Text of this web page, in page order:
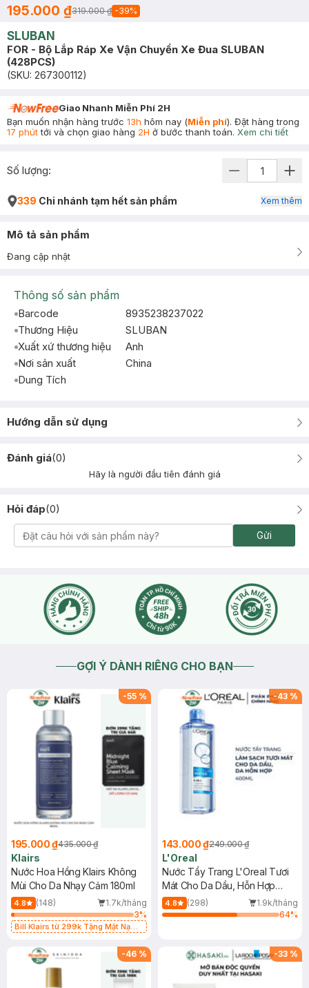
195.000 ₫319.000 ₫ -39%
SLUBAN
FOR - Bộ Lắp Ráp Xe Vận Chuyển Xe Đua SLUBAN
(428PCS)
(SKU: 267300112)
Giao Nhanh Miễn Phí 2H
Bạn muốn nhận hàng trước 13h hôm nay (Miễn phí). Đặt hàng trong
17 phúttới và chọn giao hàng 2H ở bước thanh toán. Xem chi tiết
Số lượng:
339 Chi nhánh tạm hết sản phẩm Xem thêm
Mô tả sản phẩm
Đang cập nhật
Thông số sản phẩm
Barcode
8935238237022
Thương Hiệu
SLUBAN
Xuất xứ thương hiệu
Anh
Nơi sản xuất
China
Dung Tích
Hướng dẫn sử dụng
Đánh giá(0)
Hãy là người đầu tiên đánh giá
Hỏi đáp(0)
Gửi
GỢI Ý DÀNH RIÊNG CHO BẠN
-55 %
195.000 ₫435.000 ₫
Klairs
Nước Hoa Hồng Klairs Không
Mùi Cho Da Nhạy Cảm 180ml
4.8 (148)
1.7k/tháng
3%
Bill Klairs từ 299k Tặng Mặt Nạ
25ml (SL Có Hạn)
-43 %
143.000 ₫249.000 ₫
L'Oreal
Nước Tẩy Trang L'Oreal Tươi
Mát Cho Da Dầu, Hỗn Hợp
400ml
4.8 (298)
1.9k/tháng
64%
-46 % -33 %